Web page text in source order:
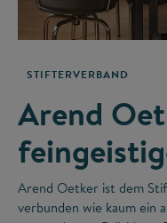
STIFTERVERBAND
Arend
Arend Oetker ist dem
verbunden wie kaum ein